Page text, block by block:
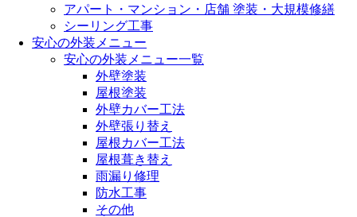
アパート・マンション・店舗 塗装・大規模修繕
シーリング工事
安心の外装メニュー
安心の外装メニュー一覧
外壁塗装
屋根塗装
外壁カバー工法
外壁張り替え
屋根カバー工法
屋根葺き替え
雨漏り修理
防水工事
その他